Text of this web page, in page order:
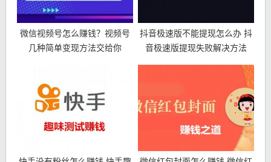
微信视频号怎么赚钱？视频号
几种简单变现方法交给你
抖音极速版不能提现怎么办 抖
音极速版提现失败解决方法